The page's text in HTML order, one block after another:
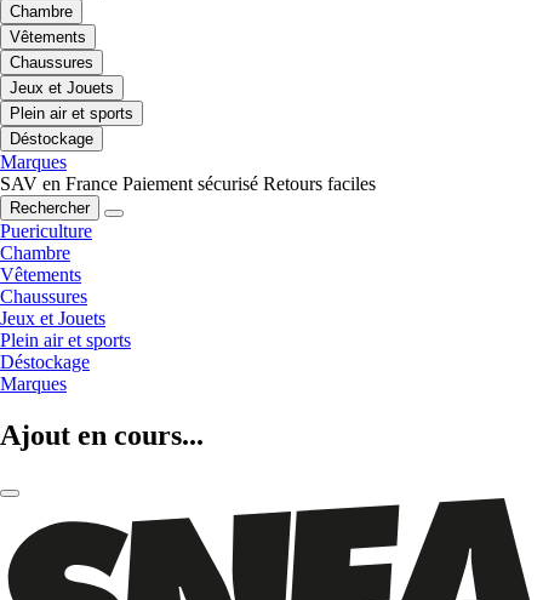
Chambre
Vêtements
Chaussures
Jeux et Jouets
Plein air et sports
Déstockage
Marques
SAV en France Paiement sécurisé Retours faciles
Rechercher
Puericulture
Chambre
Vêtements
Chaussures
Jeux et Jouets
Plein air et sports
Déstockage
Marques
Ajout en cours...